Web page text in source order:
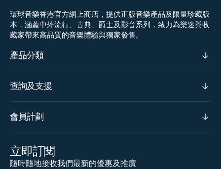
環球音樂香港官方網上商店，提供正版音樂產品及限量珍藏版
本，涵蓋中外流行、古典、爵士及影音系列，致力為樂迷與收
藏家帶來高品質的音樂體驗與獨家發售。
產品分類
查詢及支援
會員計劃
立即訂閱
隨時隨地接收我們最新的優惠及推廣